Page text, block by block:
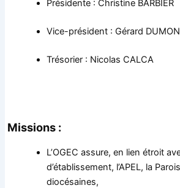
Présidente : Christine BARBIER
Vice-président : Gérard
Trésorier : Nicolas CALCA
Missions :
L’OGEC assure, en lien étroit
d’établissement, l’APEL, la
diocésaines,